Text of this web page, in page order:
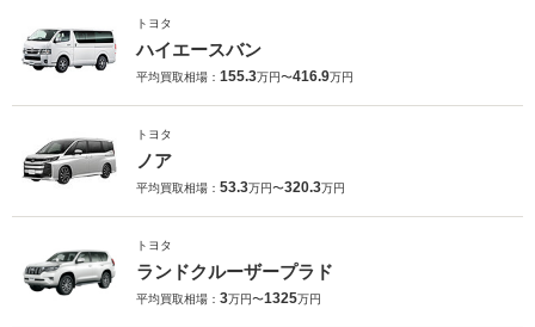
トヨタ
ハイエースバン
平均買取相場： 155.3万円〜416.9万円
トヨタ
ノア
平均買取相場： 53.3万円〜320.3万円
トヨタ
ランドクルーザープラド
平均買取相場： 3万円〜1325万円